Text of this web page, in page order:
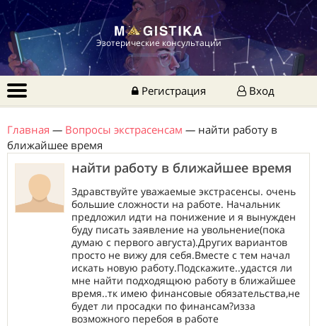
Эзотерические консультации
Регистрация Вход
Главная — Вопросы экстрасенсам — найти работу в
ближайшее время
найти работу в ближайшее время
Здравствуйте уважаемые экстрасенсы. очень
большие сложности на работе. Начальник
предложил идти на понижение и я вынужден
буду писать заявление на увольнение(пока
думаю с первого августа).Других вариантов
просто не вижу для себя.Вместе с тем начал
искать новую работу.Подскажите..удастся ли
мне найти подходящюю работу в ближайшее
время..тк имею финансовые обязательства,не
будет ли просадки по финансам?изза
возможного перебоя в работе